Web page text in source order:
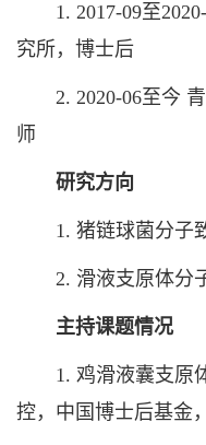
1. 2017-09至2020-
究所，博士后
2. 2020-06至今 青
师
研究方向
1. 猪链球菌分子
2. 滑液支原体分
主持课题情况
1. 鸡滑液囊支原体
控，中国博士后基金